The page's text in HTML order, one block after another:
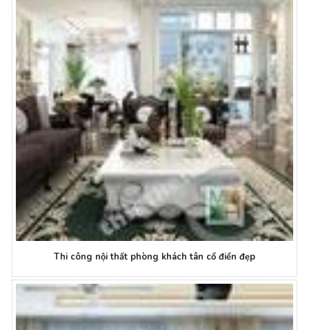
Thi công nội thất phòng khách tân cổ điển đẹp